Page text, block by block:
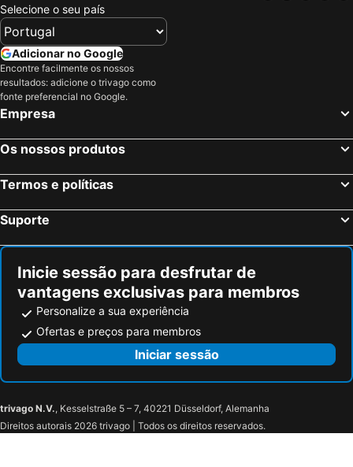
Selecione o seu país
Adicionar no Google
Encontre facilmente os nossos
resultados: adicione o trivago como
fonte preferencial no Google.
Empresa
Os nossos produtos
Termos e políticas
Suporte
Inicie sessão para desfrutar de
vantagens exclusivas para membros
Personalize a sua experiência
Ofertas e preços para membros
Iniciar sessão
trivago N.V., Kesselstraße 5 – 7, 40221 Düsseldorf, Alemanha
Direitos autorais 2026 trivago | Todos os direitos reservados.